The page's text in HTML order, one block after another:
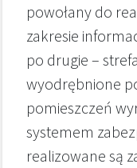
powołany do
zakresie
po drugie –
wyodrębnione
pomieszczeń
systemem
realizowane są